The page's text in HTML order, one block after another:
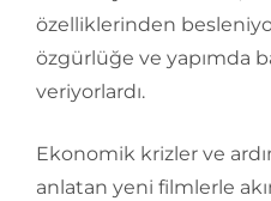
özelliklerinden
özgürlüğe ve yapımda
veriyorlardı.
Ekonomik krizler ve
anlatan yeni filmlerle